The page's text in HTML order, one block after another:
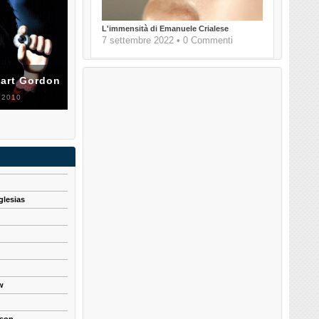
L'immensità di Emanuele Crialese
7 settembre 2022 • 0 Commenti
Gordon